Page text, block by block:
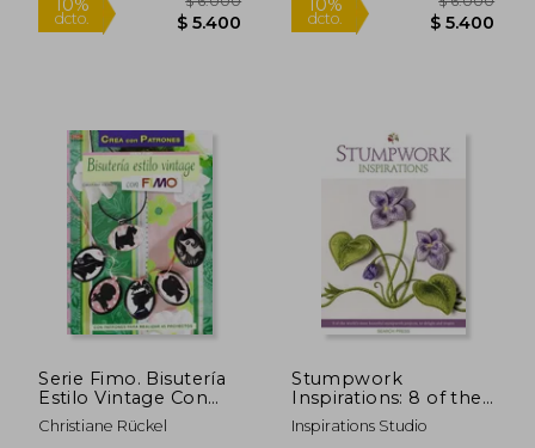
10%
dcto.
$ 6.000
$ 5.400
10%
dcto.
Serie Fimo. Bisutería
Estilo Vintage Con
Fimo - Número 38
(Crea Con Patrones)
Christiane Rückel
Stumpwork
Inspirations: 8 of the
World's Most
Beautiful Stumpwork
Inspirations Studio